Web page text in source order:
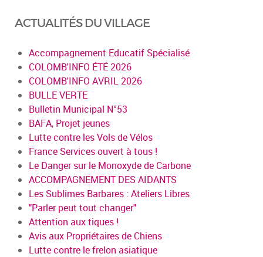
ACTUALITÉS DU VILLAGE
Accompagnement Educatif Spécialisé
COLOMB'INFO ÉTÉ 2026
COLOMB'INFO AVRIL 2026
BULLE VERTE
Bulletin Municipal N°53
BAFA, Projet jeunes
Lutte contre les Vols de Vélos
France Services ouvert à tous !
Le Danger sur le Monoxyde de Carbone
ACCOMPAGNEMENT DES AIDANTS
Les Sublimes Barbares : Ateliers Libres
"Parler peut tout changer"
Attention aux tiques !
Avis aux Propriétaires de Chiens
Lutte contre le frelon asiatique